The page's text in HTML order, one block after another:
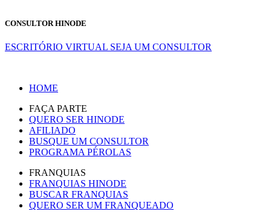
CONSULTOR HINODE
ESCRITÓRIO VIRTUAL SEJA UM CONSULTOR
HOME
FAÇA PARTE
QUERO SER HINODE
AFILIADO
BUSQUE UM CONSULTOR
PROGRAMA PÉROLAS
FRANQUIAS
FRANQUIAS HINODE
BUSCAR FRANQUIAS
QUERO SER UM FRANQUEADO